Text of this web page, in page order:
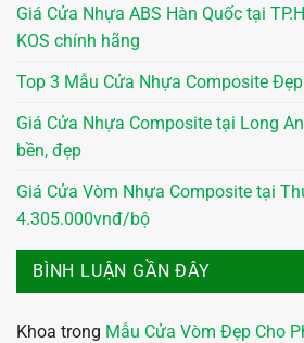
Giá Cửa Nhựa ABS Hàn Quốc tại
KOS chính hãng
Top 3 Mẫu Cửa Nhựa Composite
Giá Cửa Nhựa Composite tại Long
bền, đẹp
Giá Cửa Vòm Nhựa Composite tại
4.305.000vnđ/bộ
BÌNH LUẬN GẦN ĐÂY
Khoa trong Mẫu Cửa Vòm Đẹp Cho